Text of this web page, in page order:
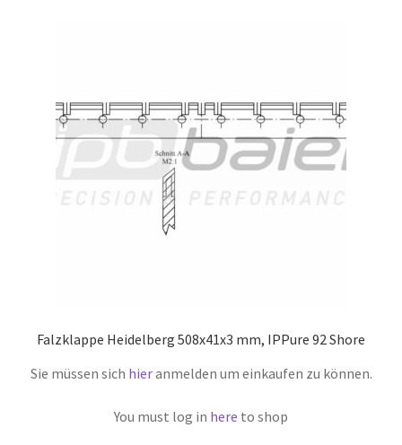
Falzklappe Heidelberg 508x41x3 mm, IPPure 92 Shore
Sie müssen sich hieranmelden um einkaufen zu können.
You must log in here to shop